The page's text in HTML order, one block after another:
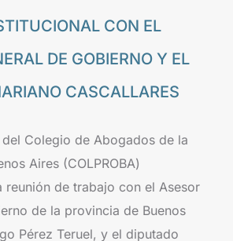
CON EL
DE GOBIERNO Y EL
CASCALLARES
Colegio de Abogados de la
Aires (COLPROBA)
reunión de trabajo con el Asesor
de la provincia de Buenos
Pérez Teruel, y el diputado